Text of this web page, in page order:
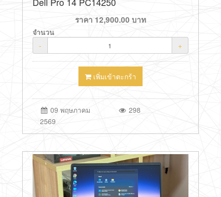
ราคา 12,900.00 บาท
จำนวน
-
+
เพิ่มเข้าตะกร้า
09 พฤษภาคม
2569
298